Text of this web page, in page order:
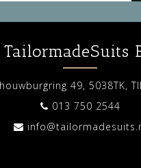
TailormadeSuits
49, 5038TK,
013 750 2544